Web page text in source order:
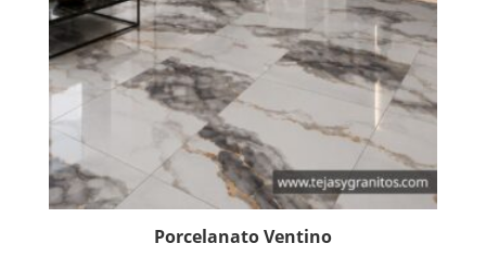
Porcelanato Ventino